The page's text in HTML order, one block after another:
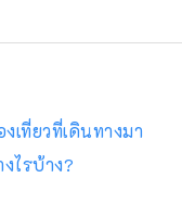
ปจนถึงแผนการที่ให้
เที่ยวที่เดินทางมา
ไรบ้าง?